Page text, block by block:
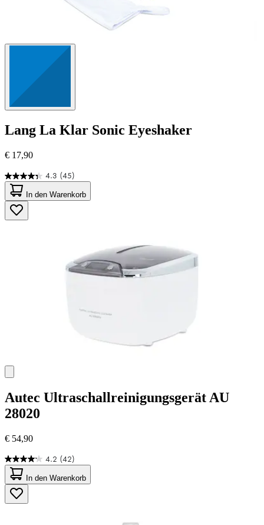
Lang La Klar Sonic Eyeshaker
€ 17,90
4.3 (45)
4.3
von
5
Sternen.
45
In den Warenkorb
Autec Ultraschallreinigungsgerät AU
28020
€ 54,90
4.2 (42)
4.2
von
5
Sternen.
42
In den Warenkorb